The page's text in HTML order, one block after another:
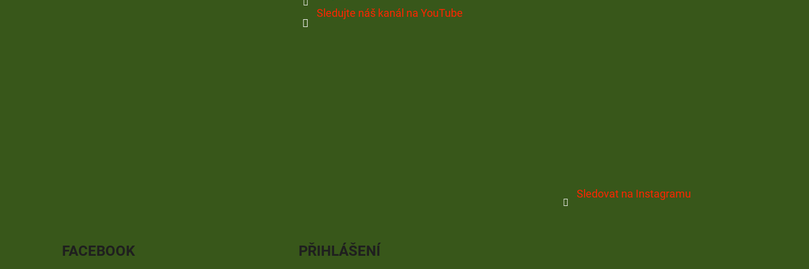
Sledujte náš kanál na YouTube
Sledovat na Instagramu
FACEBOOK PŘIHLÁŠENÍ